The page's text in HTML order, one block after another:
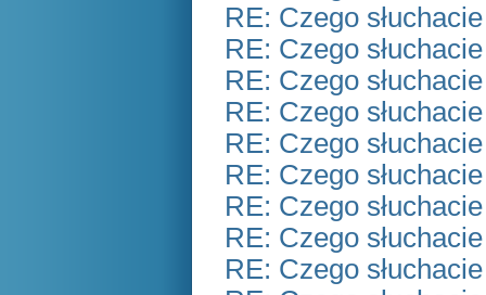
RE: Czego
RE: Czego
RE: Czego
RE: Czego
RE: Czego
RE: Czego
RE: Czego
RE: Czego
RE: Czego